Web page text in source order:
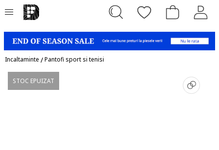
Incaltaminte /Pantofi sport si tenisi
STOC EPUIZAT